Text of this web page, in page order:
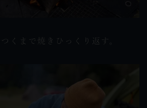
くまで焼きひっくり返す。